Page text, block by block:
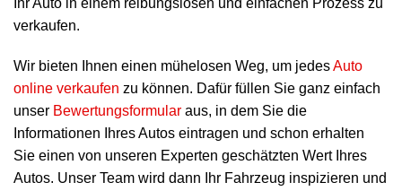
verkaufen.
Wir bieten Ihnen einen mühelosen Weg, um jedesAuto
online verkaufen zu können. Dafür füllen Sie ganz einfach
unser Bewertungsformular aus, in dem Sie die
Informationen Ihres Autos eintragen und schon erhalten
Sie einen von unseren Experten geschätzten Wert Ihres
Autos. Unser Team wird dann Ihr Fahrzeug inspizieren und